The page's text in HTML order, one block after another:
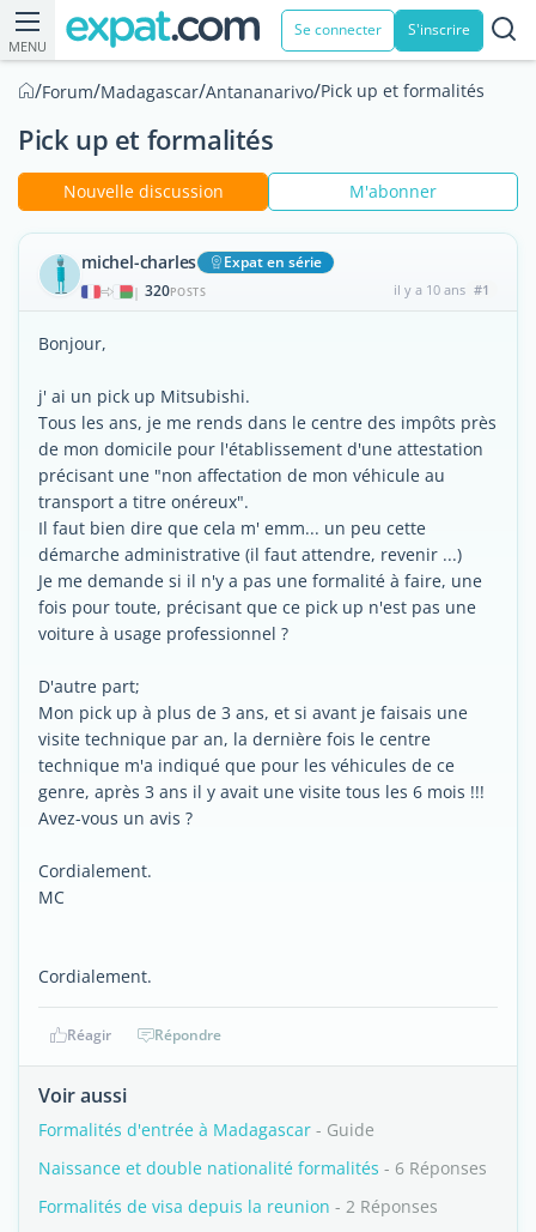
MENU
Se connecter S'inscrire
/Forum/Madagascar/Antananarivo/Pick up et formalités
Pick up et formalités
Nouvelle discussion M'abonner
michel-charles Expat en série
| 320POSTS il y a 10 ans #1
Bonjour,
j' ai un pick up Mitsubishi.
Tous les ans, je me rends dans le centre des impôts près
de mon domicile pour l'établissement d'une attestation
précisant une "non affectation de mon véhicule au
transport a titre onéreux".
Il faut bien dire que cela m' emm... un peu cette
démarche administrative (il faut attendre, revenir ...)
Je me demande si il n'y a pas une formalité à faire, une
fois pour toute, précisant que ce pick up n'est pas une
voiture à usage professionnel ?
D'autre part;
Mon pick up à plus de 3 ans, et si avant je faisais une
visite technique par an, la dernière fois le centre
technique m'a indiqué que pour les véhicules de ce
genre, après 3 ans il y avait une visite tous les 6 mois !!!
Avez-vous un avis ?
Cordialement.
MC
Cordialement.
Réagir Répondre
Voir aussi
Formalités d'entrée à Madagascar - Guide
Naissance et double nationalité formalités - 6 Réponses
Formalités de visa depuis la reunion - 2 Réponses